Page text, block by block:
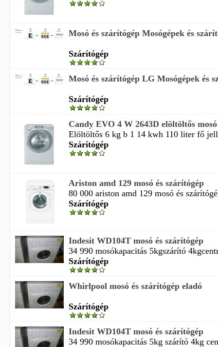
Mosó és szárítógép Mosógépek és
Szárítógép
Mosó és szárítógép LG Mosógépek és
Szárítógép
Candy EVO 4 W 2643D elöltöltős
Elöltöltős 6 kg b 1 14 kwh 110 liter fő
Szárítógép
Ariston amd 129 mosó és szárítógép
80 000 ariston amd 129 mosó és
Szárítógép
Indesit WD104T mosó és szárítógép
34 990 mosókapacitás 5kgszárító
Szárítógép
Whirlpool mosó és szárítógép eladó
Szárítógép
Indesit WD104T mosó és szárítógép
34 990 mosókapacitás 5kg szárító 4kg